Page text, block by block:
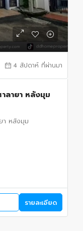
4 สัปดาห์ ที่ผ่านมา
ลายา หลังมุม
า หลังมุม
รายละเอียด